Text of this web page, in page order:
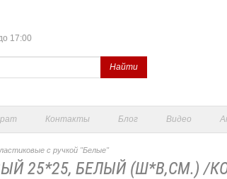
17:00
Найти
Контакты Блог Видео
с ручкой "Белые"
25*25, БЕЛЫЙ (Ш*В,СМ.) /